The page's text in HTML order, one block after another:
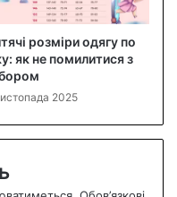
розміри одягу по
як не помилитися з
2025